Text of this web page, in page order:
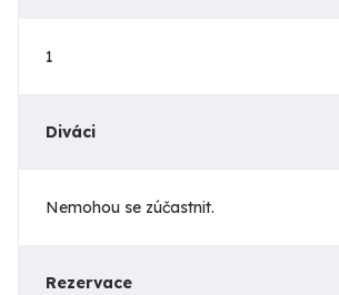
1
Diváci
Nemohou se zúčastnit.
Rezervace